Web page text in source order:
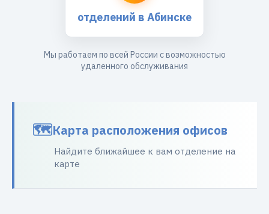
отделений в Абинске
Мы работаем по всей России с возможностью
удаленного обслуживания
Карта расположения офисов
Найдите ближайшее к вам отделение на
карте